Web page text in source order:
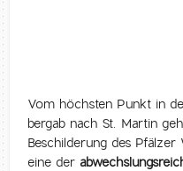
Vom höchsten Punkt in
bergab nach St. Martin
Beschilderung des
eine der